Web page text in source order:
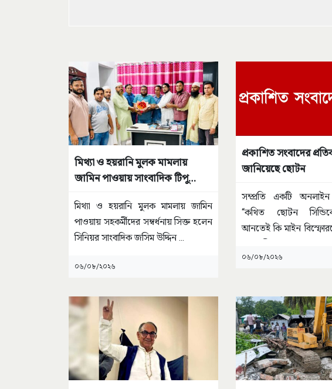
মিথ্যা ও হয়রানি মুলক মামলায়
জামিন পাওয়ায় সাংবাদিক টিপু
মিথ্যা ও হয়রানি মুলক মামলায় জামিন
পাওয়ায় সহকর্মীদের সম্বর্ধনায় সিক্ত হলেন
সিনিয়র সাংবাদিক জসিম উদ্দিন...
০৬/০৮/২০২৬
প্রকাশিত সংবাদের
জানিয়েছে ছোটন
সম্প্রতি একটি অনলাইন
“কথিত ছোটন
আনতেই কি মাইন
০৬/০৮/২০২৬